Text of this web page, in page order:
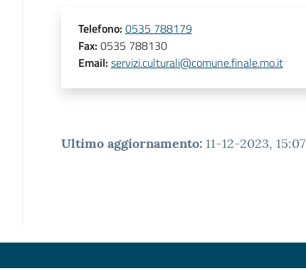
Telefono: 0535 788179
Fax: 0535 788130
Email: servizi.culturali@comune.finale.mo.it
Ultimo aggiornamento: 11-12-2023, 15:07